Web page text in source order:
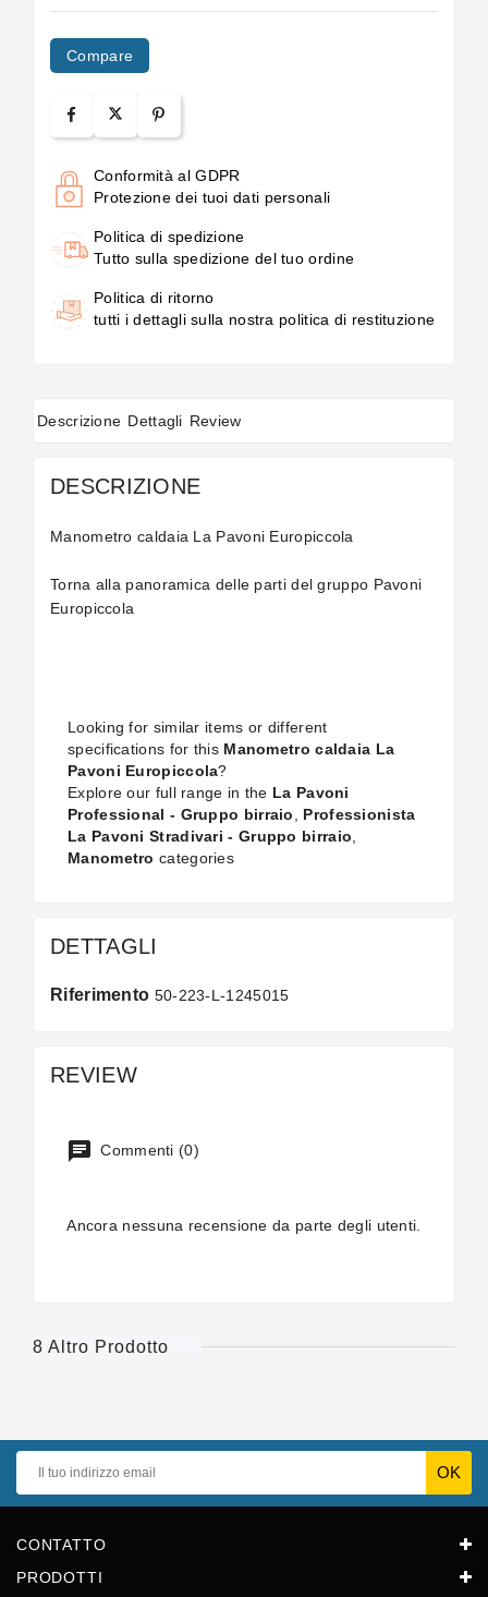
Compare
Conformità al GDPR
Protezione dei tuoi dati personali
Politica di spedizione
Tutto sulla spedizione del tuo ordine
Politica di ritorno
tutti i dettagli sulla nostra politica di restituzione
Descrizione Dettagli Review
DESCRIZIONE
Manometro caldaia La Pavoni Europiccola
Torna alla panoramica delle parti del gruppo Pavoni
Europiccola
Looking for similar items or different
specifications for this Manometro caldaia La
Pavoni Europiccola?
Explore our full range in the La Pavoni
Professional - Gruppo birraio
Professionista
La Pavoni Stradivari - Gruppo birraio
Manometro categories
DETTAGLI
Riferimento 50-223-L-1245015
REVIEW
Commenti (0)
Ancora nessuna recensione da parte degli utenti.
8 Altro Prodotto
CONTATTO
PRODOTTI